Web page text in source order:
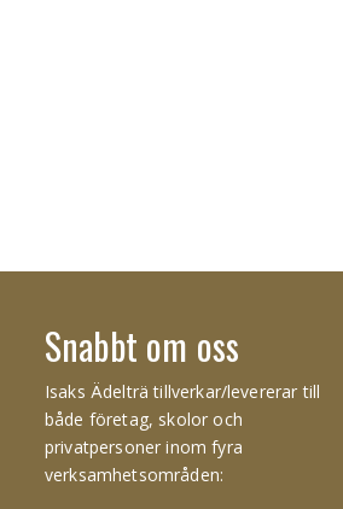
Snabbt om oss
Isaks Ädelträ tillverkar/levererar till
både företag, skolor och
privatpersoner inom fyra
verksamhetsområden: